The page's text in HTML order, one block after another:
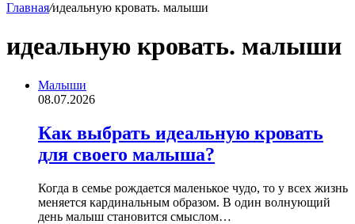
Главная/идеальную кровать. малыши
идеальную кровать. малыши
Малыши
08.07.2026
Как выбрать идеальную кровать
для своего малыша?
Когда в семье рождается маленькое чудо, то у всех жизнь
меняется кардинальным образом. В один волнующий
день малыш становится смыслом…